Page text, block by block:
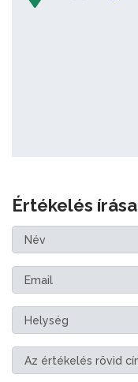
Értékelés írása